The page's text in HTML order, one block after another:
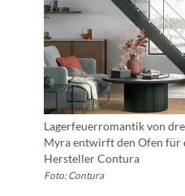
Lagerfeuerromantik von
Myra entwirft den Ofen für
Hersteller Contura
Foto: Contura